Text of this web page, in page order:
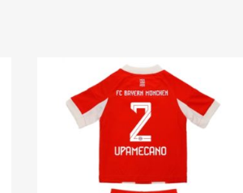
kan
gekozen
worden
de